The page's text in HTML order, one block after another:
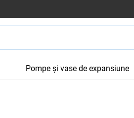
Pompe și vase de expansiune